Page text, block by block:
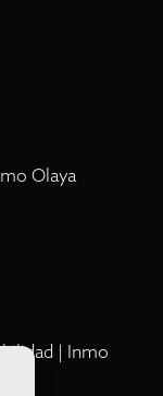
Olaya
| Inmo